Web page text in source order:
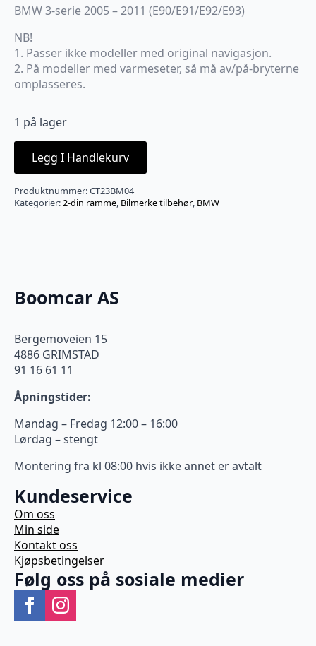
BMW 3-serie 2005 – 2011 (E90/E91/E92/E93)
NB!
1. Passer ikke modeller med original navigasjon.
2. På modeller med varmeseter, så må av/på-bryterne
omplasseres.
1 på lager
Legg I Handlekurv
Produktnummer:CT23BM04
Kategorier:2-din ramme, Bilmerke tilbehør, BMW
Boomcar AS
Bergemoveien 15
4886 GRIMSTAD
91 16 61 11
Åpningstider:
Mandag – Fredag 12:00 – 16:00
Lørdag – stengt
Montering fra kl 08:00 hvis ikke annet er avtalt
Kundeservice
Om oss
Min side
Kontakt oss
Kjøpsbetingelser
Følg oss på sosiale medier